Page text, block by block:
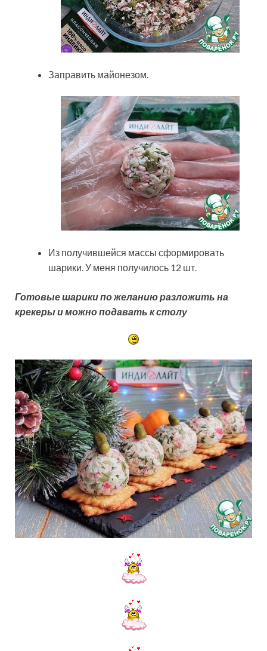
Заправить майонезом.
Из получившейся массы сформировать
шарики. У меня получилось 12 шт.
Готовые шарики по желанию разложить на
крекеры и можно подавать к столу